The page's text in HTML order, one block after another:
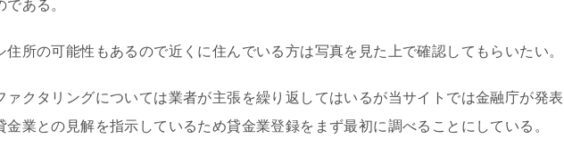
である。
住所の可能性もあるので近くに住んでいる方は写真を見た上で確認してもらいたい。
ァクタリングについては業者が主張を繰り返してはいるが当サイトでは金融庁が発表
金業との見解を指示しているため貸金業登録をまず最初に調べることにしている。